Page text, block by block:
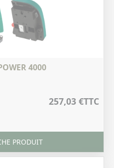
4000
257,03 €TTC
PRODUIT